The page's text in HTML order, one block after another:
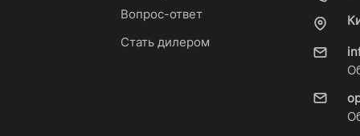
Вопрос-ответ
Стать дилером